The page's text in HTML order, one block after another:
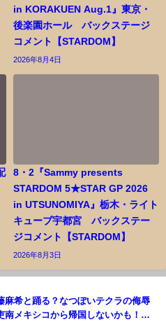
in KORAKUEN Aug.1』東京・
後楽園ホール バックステージ
コメント【STARDOM】
2026年8月4日
8・2『Sammy presents
STARDOM 5★STAR GP 2026
in UTSUNOMIYA』栃木・ライト
キューブ宇都宮 バックステー
ジコメント【STARDOM】
2026年8月3日
麻希と踊る？なつぽいテクラの侮辱
南メキシコから帰国しないかも！林